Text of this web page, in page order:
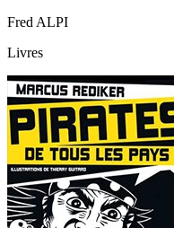
Fred ALPI
Livres